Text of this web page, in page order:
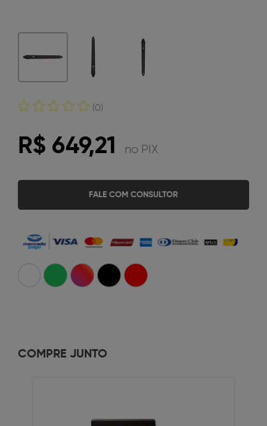
(0)
R$ 649,21 no PIX
FALE COM CONSULTOR
COMPRE JUNTO